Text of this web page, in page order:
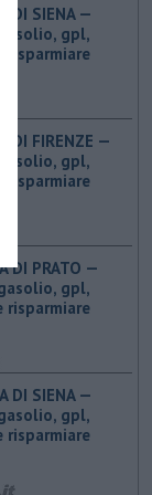
DI SIENA —
gasolio, gpl,
risparmiare
DI FIRENZE —
gasolio, gpl,
risparmiare
DI PRATO —
gpl,
risparmiare
DI SIENA —
gpl,
risparmiare